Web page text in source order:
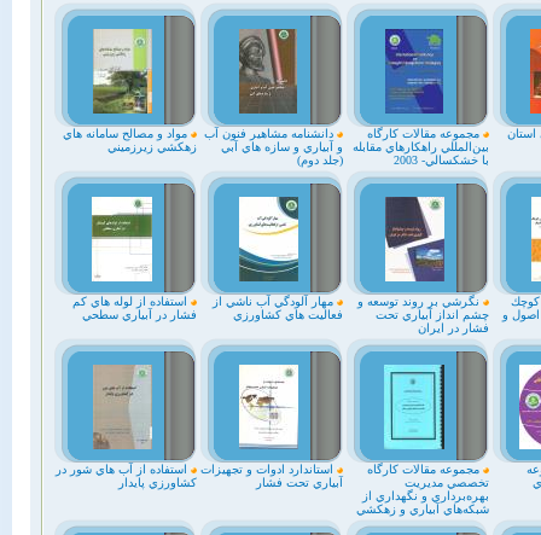
مواد و مصالح سامانه هاي
زهكشي زيرزميني
دانشنامه مشاهير فنون آب
و آبياري و سازه هاي آبي
(جلد دوم)
مجموعه مقالات كارگاه
بين‌المللي راهكارهاي مقابله
با خشكسالي- 2003
استان
استفاده از لوله هاي كم
فشار در آبياري سطحي
مهار آلودگي آب ناشي از
فعاليت هاي كشاورزي
نگرشي بر روند توسعه و
چشم انداز آبياري تحت
فشار در ايران
كوچك
و
استفاده از آب هاي شور در
كشاورزي پايدار
استاندارد ادوات و تجهيزات
آبياري تحت فشار
مجموعه مقالات كارگاه
تخصصي مديريت
بهره‌برداري و نگهداري از
شبكه‌هاي آبياري و زهكشي